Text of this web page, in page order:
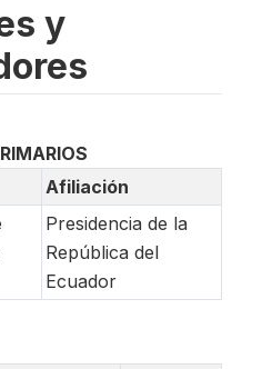
y
Afiliación
Presidencia de la
República del
Ecuador